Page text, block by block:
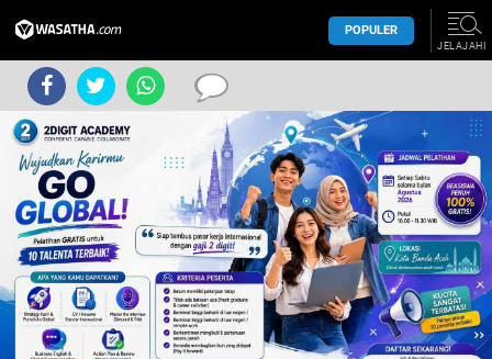
POPULER
JELAJAHI